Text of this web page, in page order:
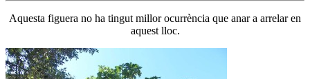
Aquesta figuera no ha tingut millor ocurrència que anar a arrelar en
aquest lloc.